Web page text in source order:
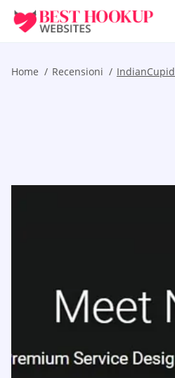
Home Recensioni IndianCupid